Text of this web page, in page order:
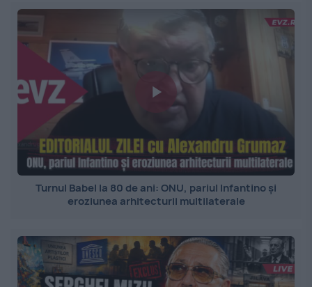
Turnul Babel la 80 de ani: ONU, pariul Infantino și
eroziunea arhitecturii multilaterale